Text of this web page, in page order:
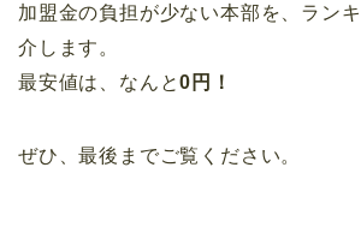
加盟金の負担が少ない本部を、ラン
介します。
最安値は、なんと0円！
ぜひ、最後までご覧ください。